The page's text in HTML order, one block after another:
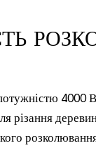
4000
різання